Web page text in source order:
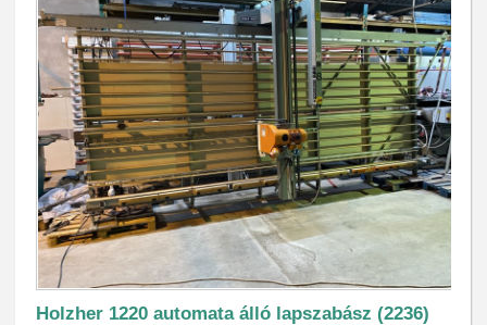
Holzher 1220 automata álló lapszabász (2236)